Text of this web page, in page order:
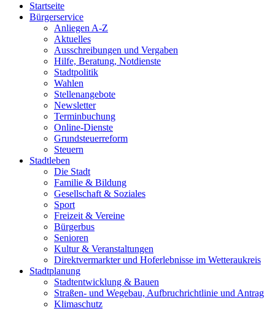
Startseite
Bürgerservice
Anliegen A-Z
Aktuelles
Ausschreibungen und Vergaben
Hilfe, Beratung, Notdienste
Stadtpolitik
Wahlen
Stellenangebote
Newsletter
Terminbuchung
Online-Dienste
Grundsteuerreform
Steuern
Stadtleben
Die Stadt
Familie & Bildung
Gesellschaft & Soziales
Sport
Freizeit & Vereine
Bürgerbus
Senioren
Kultur & Veranstaltungen
Direktvermarkter und Hoferlebnisse im Wetteraukreis
Stadtplanung
Stadtentwicklung & Bauen
Straßen- und Wegebau, Aufbruchrichtlinie und Antrag
Klimaschutz